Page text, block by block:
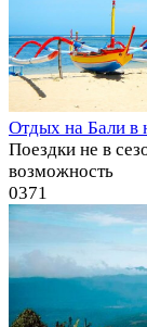
Отдых на Бали
Поездки не в
возможность
0371